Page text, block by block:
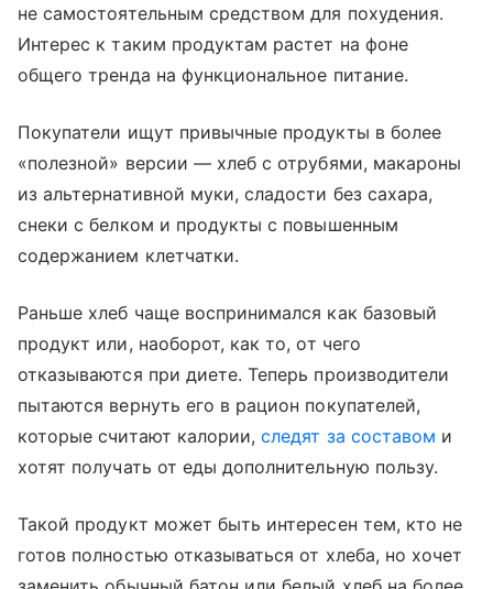
не самостоятельным средством для похудения.
Интерес к таким продуктам растет на фоне
общего тренда на функциональное питание.
Покупатели ищут привычные продукты в более
«полезной» версии — хлеб с отрубями, макароны
из альтернативной муки, сладости без сахара,
снеки с белком и продукты с повышенным
содержанием клетчатки.
Раньше хлеб чаще воспринимался как базовый
продукт или, наоборот, как то, от чего
отказываются при диете. Теперь производители
пытаются вернуть его в рацион покупателей,
которые считают калории,следят за составом и
хотят получать от еды дополнительную пользу.
Такой продукт может быть интересен тем, кто не
готов полностью отказываться от хлеба, но хочет